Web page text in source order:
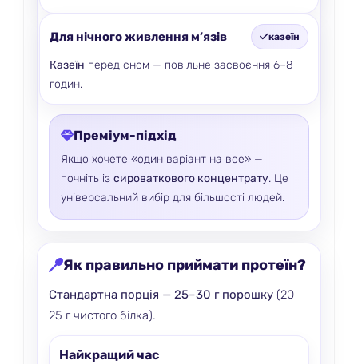
Для нічного живлення м’язів казеїн
Казеїн перед сном — повільне засвоєння 6–8
годин.
Преміум-підхід
Якщо хочете «один варіант на все» —
почніть із сироваткового концентрату. Це
універсальний вибір для більшості людей.
Як правильно приймати протеїн?
Стандартна порція — 25–30 г порошку (20–
25 г чистого білка).
Найкращий час